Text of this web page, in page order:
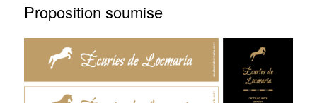
Proposition soumise